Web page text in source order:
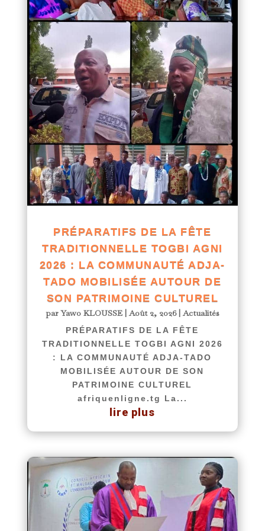
PRÉPARATIFS DE LA FÊTE
TRADITIONNELLE TOGBI AGNI
2026 : LA COMMUNAUTÉ ADJA-
TADO MOBILISÉE AUTOUR DE
SON PATRIMOINE CULTUREL
parYawo KLOUSSE|Août 2, 2026|Actualités
PRÉPARATIFS DE LA FÊTE
TRADITIONNELLE TOGBI AGNI 2026
: LA COMMUNAUTÉ ADJA-TADO
MOBILISÉE AUTOUR DE SON
PATRIMOINE CULTUREL
afriquenligne.tg La...
lire plus